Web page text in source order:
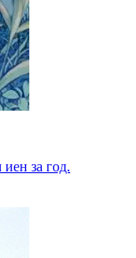
за год.